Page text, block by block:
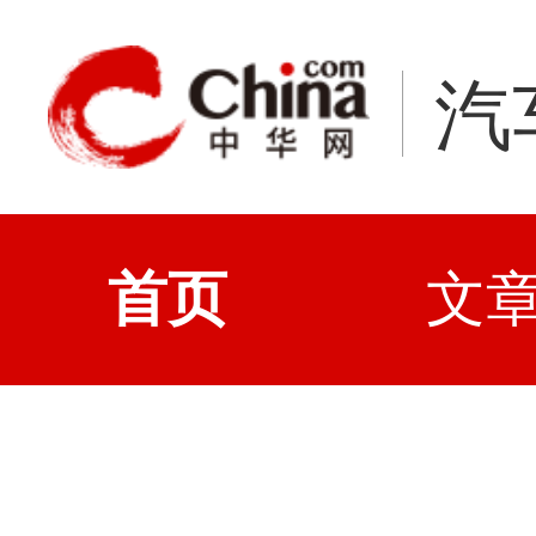
汽
首页 文